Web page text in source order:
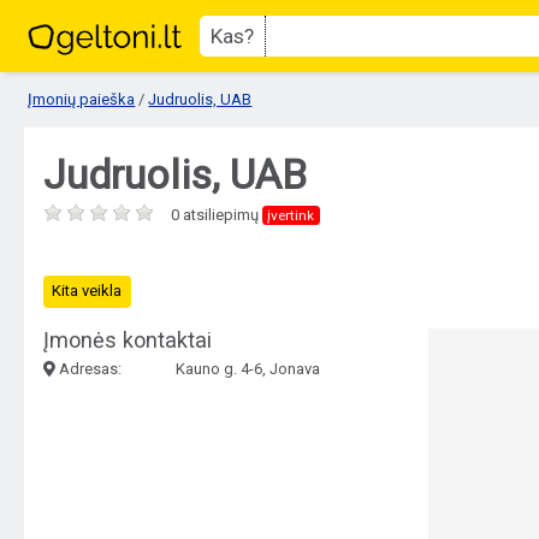
Kas?
Įmonių paieška /Judruolis, UAB
Judruolis, UAB
0 atsiliepimų įvertink
Kita veikla
Įmonės kontaktai
Adresas: Kauno g. 4-6, Jonava